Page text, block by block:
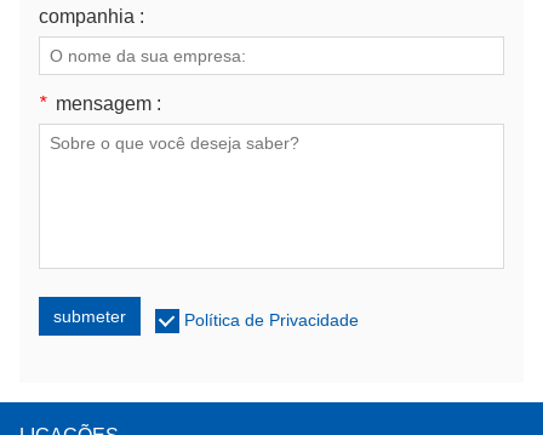
companhia :
* mensagem :
submeter Política de Privacidade